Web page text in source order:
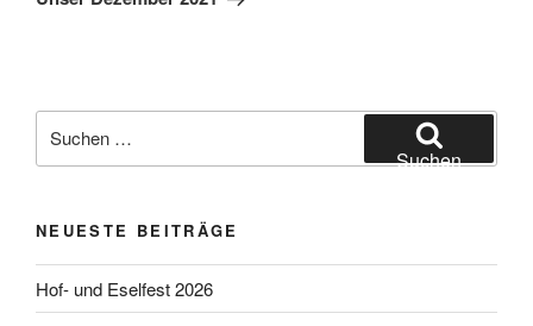
nach:
Suchen
NEUESTE BEITRÄGE
Hof- und Eselfest 2026